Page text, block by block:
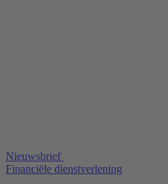
Nieuwsbrief
Financiële dienstverlening